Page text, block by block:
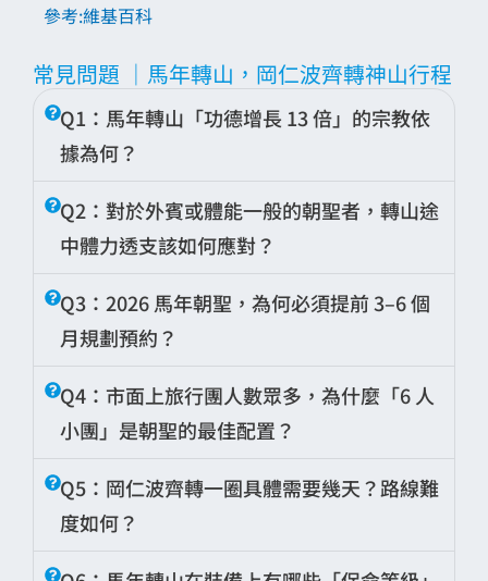
參考:維基百科
常見問題 ｜馬年轉山，岡仁波齊轉神山行程
Q1：馬年轉山「功德增長 13 倍」的宗教依
據為何？
這源於藏傳佛教對時空能量的深刻理解。
岡仁波齊（Mount Kailash）被公認為
勝樂金
剛（Chakrasamvara）的本尊壇城，而馬年
載，馬年時諸佛菩薩與護法神都會雲集於此，
形成強大的靈性場。因此，在馬年完成一圈朝
於平年的13 圈。這不僅是數字的疊加，更是
心靈能量與神山磁場共振的最佳時機。
Q2：對於外賓或體能一般的朝聖者，轉山途
中體力透支該如何應對？
CITS 國旅環球 China2Go
6 人小團的核心安全策略。在海拔 5,000 公尺
以上的極限環境，體力不支往往與高反風險掛
即時後勤：我們的導遊皆具備高海拔急救
專業輔助： 針對馬年旺季，我們能到現場
幫您協助看狀控溝通與預約經驗豐富的”本
地背夫（Sherpa/Porter)”或馬匹，協助背
Q3：2026 馬年朝聖，為何必須提前 3–6 個
月規劃預約？
申請馬年轉山涉及極其複雜的行政程序與
資源搶奪。
函》、《邊境通行證》及《軍事區特別許可
證》，馬年期間審核程序會更為嚴謹。
流量管制： 為保護生態，神山景區在馬年
Q4：市面上旅行團人數眾多，為什麼「6 人
小團」是朝聖的最佳配置？
轉山是一場對生命深度的探索，而非普通
的集體觀光。
Q5：岡仁波齊轉一圈具體需要幾天？路線難
度如何？
全程約 52 公里， CITS 專業建議安排 3 天